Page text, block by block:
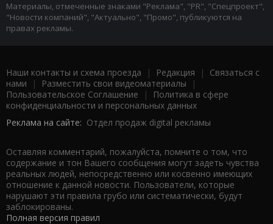
Материалы, отмеченные знаками "Реклама", "PR", "Спецпроект",
"Новости компаний", "Актуально", "Промо", публикуются на
правах рекламы.
Наши контакты и схема проезда | Редакция | Связаться с
нами | Разместить свои видеоматериалы |
Пользовательское Соглашение |
Политика в сфере
конфиденциальности и персональных данных
Реклама на сайте: Отдел продаж digital рекламы
Оставляя комментарий, пожалуйста, помните о том, что
содержание и тон Вашего сообщения могут задеть чувства
реальных людей, непосредственно или косвенно имеющих
отношение к данной новости. Пользователи, которые
нарушают эти правила грубо или систематически, будут
заблокированы.
Полная версия правил